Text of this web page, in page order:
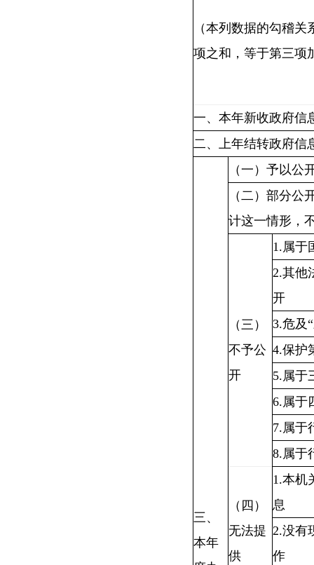
（本列数据的勾稽
项之和，等于第三项
一、本年新收政府信
二、上年结转政府信
三、
本年
（一）予以公
（二）部分公
计这一情形，
（三）
不予公
开
1.属于
2.其他
开
3.危及
4.保护
5.属于
6.属于
7.属于
8.属于
（四）
无法提
供
1.本机
息
2.没有
作